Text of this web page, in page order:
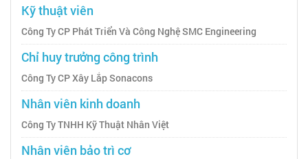
Kỹ thuật viên
Công Ty CP Phát Triển Và Công Nghệ SMC Engineering
Chỉ huy trưởng công trình
Công Ty CP Xây Lắp Sonacons
Nhân viên kinh doanh
Công Ty TNHH Kỹ Thuật Nhân Việt
Nhân viên bảo trì cơ